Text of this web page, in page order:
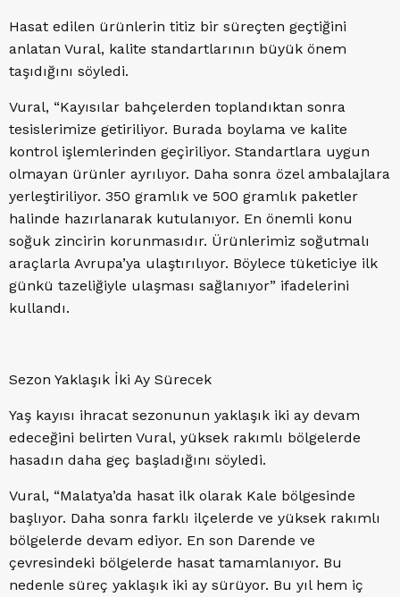
Hasat edilen ürünlerin titiz bir süreçten geçtiğini
anlatan Vural, kalite standartlarının büyük önem
taşıdığını söyledi.
Vural, “Kayısılar bahçelerden toplandıktan sonra
tesislerimize getiriliyor. Burada boylama ve kalite
kontrol işlemlerinden geçiriliyor. Standartlara uygun
olmayan ürünler ayrılıyor. Daha sonra özel ambalajlara
yerleştiriliyor. 350 gramlık ve 500 gramlık paketler
halinde hazırlanarak kutulanıyor. En önemli konu
soğuk zincirin korunmasıdır. Ürünlerimiz soğutmalı
araçlarla Avrupa’ya ulaştırılıyor. Böylece tüketiciye ilk
günkü tazeliğiyle ulaşması sağlanıyor” ifadelerini
kullandı.
Sezon Yaklaşık İki Ay Sürecek
Yaş kayısı ihracat sezonunun yaklaşık iki ay devam
edeceğini belirten Vural, yüksek rakımlı bölgelerde
hasadın daha geç başladığını söyledi.
Vural, “Malatya’da hasat ilk olarak Kale bölgesinde
başlıyor. Daha sonra farklı ilçelerde ve yüksek rakımlı
bölgelerde devam ediyor. En son Darende ve
çevresindeki bölgelerde hasat tamamlanıyor. Bu
nedenle süreç yaklaşık iki ay sürüyor. Bu yıl hem iç